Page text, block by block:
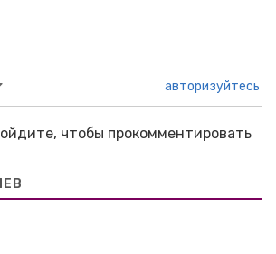
авторизуйтесь
чтобы прокомментировать